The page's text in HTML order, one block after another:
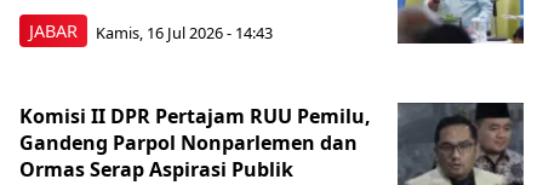
JABAR Kamis, 16 Jul 2026 - 14:43
Komisi II DPR Pertajam RUU Pemilu,
Gandeng Parpol Nonparlemen dan
Ormas Serap Aspirasi Publik